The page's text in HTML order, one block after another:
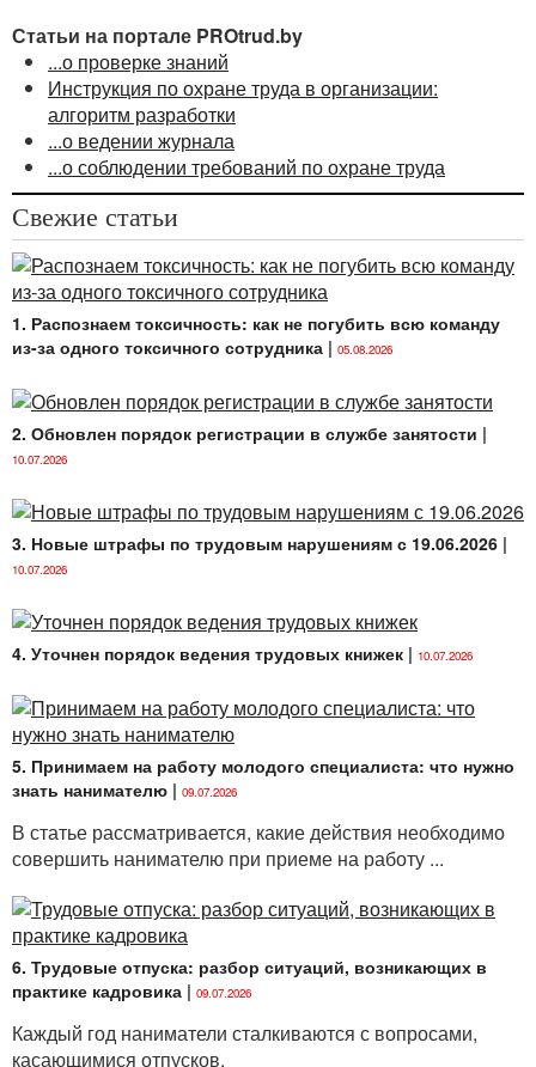
Таким образом,наниматель обязан обеспечить
работников питьевой водой
ЗакономРеспублики Беларусь от 24.06.1999
№ 271-З «О питьевом водоснабжении» (далее —
Закон о питьевом водоснабжении) регулируются
отношения в области питьевого водоснабжения
и установлены государственные гарантии по
обеспечению потребителей питьевой водой.
Согласност. 1Закона о питьевом
водоснабжениипитьевая вода— это вода, которая
соответствует нормативам безопасности питьевой
воды.Питьевое водоснабжение— обеспечение
питьевой водой.
В соответствии сост. 21Закона о питьевом
водоснабжении безопасность питьевой воды,
подаваемой юридическим и физическим лицам,
в том числе ИП, обеспечивается:
безопасности питьевой воды;
поддержанием источников питьевого
использования;
применением наилучших доступных методов,
технологий и сооружений, используемых для
подготовки питьевой воды;
использованием технологического и иного
оборудования, продукции, предназначенных для
обязательным для соблюдения требованиям
ТНПА и требованиям, содержащимся
в международно-правовых актах, составляющих
право Евразийского экономического союза;
осуществлением производственного контроля за
безопасностью питьевой воды;
Статьи на портале PROtrud.by
...о проверке знаний
Инструкция по охране труда в организации:
алгоритм разработки
...о ведении журнала
...о соблюдении требований по охране труда
Свежие статьи
1. Распознаем токсичность: как не погубить всю команду
из-за одного токсичного сотрудника | 05.08.2026
2. Обновлен порядок регистрации в службе занятости |
10.07.2026
3. Новые штрафы по трудовым нарушениям с 19.06.2026 |
10.07.2026
4. Уточнен порядок ведения трудовых книжек | 10.07.2026
5. Принимаем на работу молодого специалиста: что нужно
знать нанимателю | 09.07.2026
В статье рассматривается, какие действия необходимо
совершить нанимателю при приеме на работу ...
6. Трудовые отпуска: разбор ситуаций, возникающих в
практике кадровика | 09.07.2026
Каждый год наниматели сталкиваются с вопросами,
касающимися отпусков.